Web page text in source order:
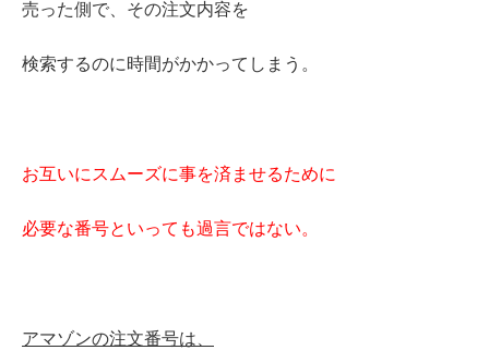
売った側で、その注文内容を
検索するのに時間がかかってしまう。
お互いにスムーズに事を済ませるために
必要な番号といっても過言ではない。
アマゾンの注文番号は、